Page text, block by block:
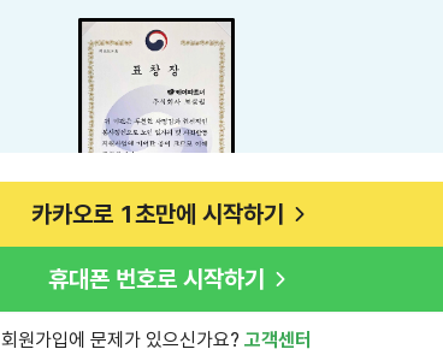
카카오로 1초만에 시작하기
휴대폰 번호로 시작하기
회원가입에 문제가 있으신가요? 고객센터